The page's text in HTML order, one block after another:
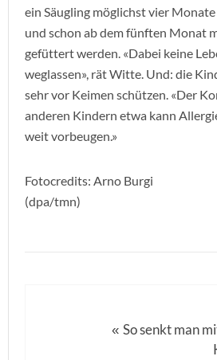
ein Säugling möglichst vier
und schon ab dem fünften Monat
gefüttert werden. «Dabei keine
weglassen», rät Witte. Und: die
sehr vor Keimen schützen. «Der
anderen Kindern etwa kann
weit vorbeugen.»
Fotocredits: Arno Burgi
(dpa/tmn)
«So senkt man